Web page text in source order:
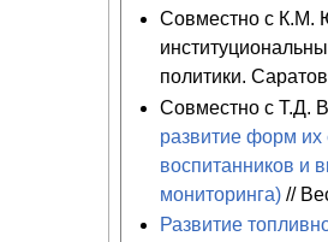
Совместно с К.М.
политики.
Совместно с Т.Д.
развитие форм их
воспитанников и
мониторинга) //
Развитие